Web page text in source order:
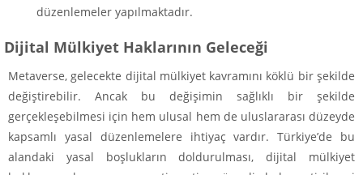
düzenlemeler yapılmaktadır.
Dijital Mülkiyet Haklarının Geleceği
Metaverse, gelecekte dijital mülkiyet kavramını köklü bir şekilde
değiştirebilir. Ancak bu değişimin sağlıklı bir şekilde
gerçekleşebilmesi için hem ulusal hem de uluslararası düzeyde
kapsamlı yasal düzenlemelere ihtiyaç vardır. Türkiye’de bu
alandaki yasal boşlukların doldurulması, dijital mülkiyet